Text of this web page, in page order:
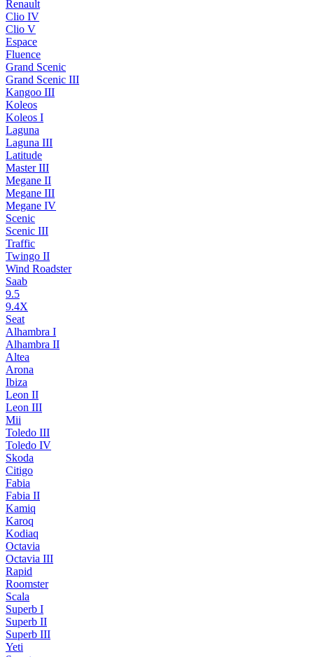
Renault
Clio IV
Clio V
Espace
Fluence
Grand Scenic
Grand Scenic III
Kangoo III
Koleos
Koleos I
Laguna
Laguna III
Latitude
Master III
Megane II
Megane III
Megane IV
Scenic
Scenic III
Traffic
Twingo II
Wind Roadster
Saab
9.5
9.4X
Seat
Alhambra I
Alhambra II
Altea
Arona
Ibiza
Leon II
Leon III
Mii
Toledo III
Toledo IV
Skoda
Citigo
Fabia
Fabia II
Kamiq
Karoq
Kodiaq
Octavia
Octavia III
Rapid
Roomster
Scala
Superb I
Superb II
Superb III
Yeti